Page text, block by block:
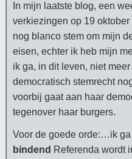
In mijn laatste blog, een
verkiezingen op 19
nog blanco stem om mijn
eisen, echter ik heb mijn
ik ga, in dit leven, niet
democratisch stemrecht
voorbij gaat aan haar
tegenover haar burgers.
Voor de goede orde:…ik
bindend Referenda wordt